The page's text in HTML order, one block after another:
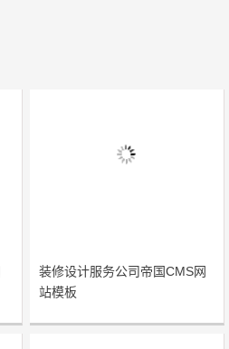
装修设计服务公司帝国CMS网
站模板